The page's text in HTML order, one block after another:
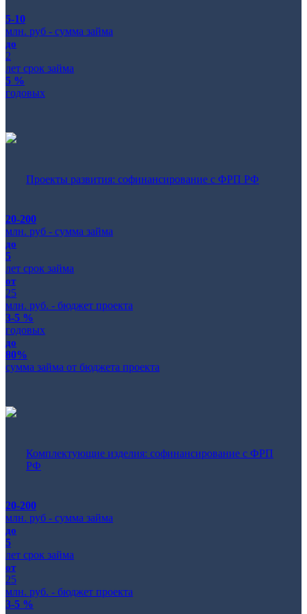
5-10
млн. руб - сумма займа
до
2
лет срок займа
5 %
годовых
Проекты развития: софинансирование с ФРП РФ
20-200
млн. руб - сумма займа
до
5
лет срок займа
от
25
млн. руб. - бюджет проекта
3-5 %
годовых
до
80%
сумма займа от бюджета проекта
Комплектующие изделия: софинансирование с ФРП
РФ
20-200
млн. руб - сумма займа
до
5
лет срок займа
от
25
млн. руб. - бюджет проекта
3-5 %